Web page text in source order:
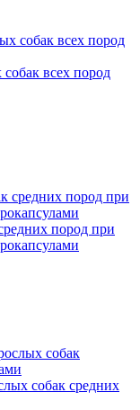
всех пород
пород при
собак средних